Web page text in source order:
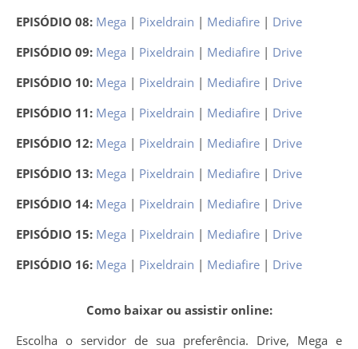
EPISÓDIO 08: Mega | Pixeldrain | Mediafire | Drive
EPISÓDIO 09: Mega | Pixeldrain | Mediafire | Drive
EPISÓDIO 10: Mega | Pixeldrain | Mediafire | Drive
EPISÓDIO 11: Mega | Pixeldrain | Mediafire | Drive
EPISÓDIO 12: Mega | Pixeldrain | Mediafire | Drive
EPISÓDIO 13: Mega | Pixeldrain | Mediafire | Drive
EPISÓDIO 14: Mega | Pixeldrain | Mediafire | Drive
EPISÓDIO 15: Mega | Pixeldrain | Mediafire | Drive
EPISÓDIO 16: Mega | Pixeldrain | Mediafire | Drive
Como baixar ou assistir online:
Escolha o servidor de sua preferência. Drive, Mega e